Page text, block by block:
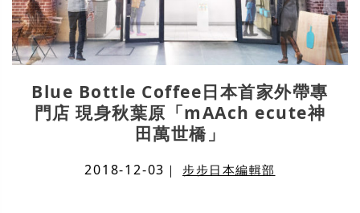
Blue Bottle Coffee日本首家外帶專
門店 現身秋葉原「mAAch ecute神
田萬世橋」
2018-12-03 ｜ 步步日本編輯部